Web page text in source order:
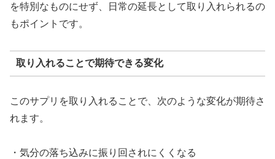
を特別なものにせず、日常の延長として取り入れられるの
もポイントです。
取り入れることで期待できる変化
このサプリを取り入れることで、次のような変化が期待さ
れます。
・気分の落ち込みに振り回されにくくなる